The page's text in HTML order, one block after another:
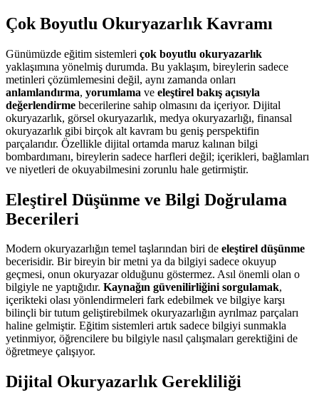
Çok Boyutlu Okuryazarlık Kavramı
Günümüzde eğitim sistemleri çok boyutlu okuryazarlık
yaklaşımına yönelmiş durumda. Bu yaklaşım, bireylerin sadece
metinleri çözümlemesini değil, aynı zamanda onları
anlamlandırma, yorumlama ve eleştirel bakış açısıyla
değerlendirme becerilerine sahip olmasını da içeriyor. Dijital
okuryazarlık, görsel okuryazarlık, medya okuryazarlığı, finansal
okuryazarlık gibi birçok alt kavram bu geniş perspektifin
parçalarıdır. Özellikle dijital ortamda maruz kalınan bilgi
bombardımanı, bireylerin sadece harfleri değil; içerikleri, bağlamları
ve niyetleri de okuyabilmesini zorunlu hale getirmiştir.
Eleştirel Düşünme ve Bilgi Doğrulama
Becerileri
Modern okuryazarlığın temel taşlarından biri de eleştirel düşünme
becerisidir. Bir bireyin bir metni ya da bilgiyi sadece okuyup
geçmesi, onun okuryazar olduğunu göstermez. Asıl önemli olan o
bilgiyle ne yaptığıdır. Kaynağın güvenilirliğini sorgulamak,
içerikteki olası yönlendirmeleri fark edebilmek ve bilgiye karşı
bilinçli bir tutum geliştirebilmek okuryazarlığın ayrılmaz parçaları
haline gelmiştir. Eğitim sistemleri artık sadece bilgiyi sunmakla
yetinmiyor, öğrencilere bu bilgiyle nasıl çalışmaları gerektiğini de
öğretmeye çalışıyor.
Dijital Okuryazarlık Gerekliliği